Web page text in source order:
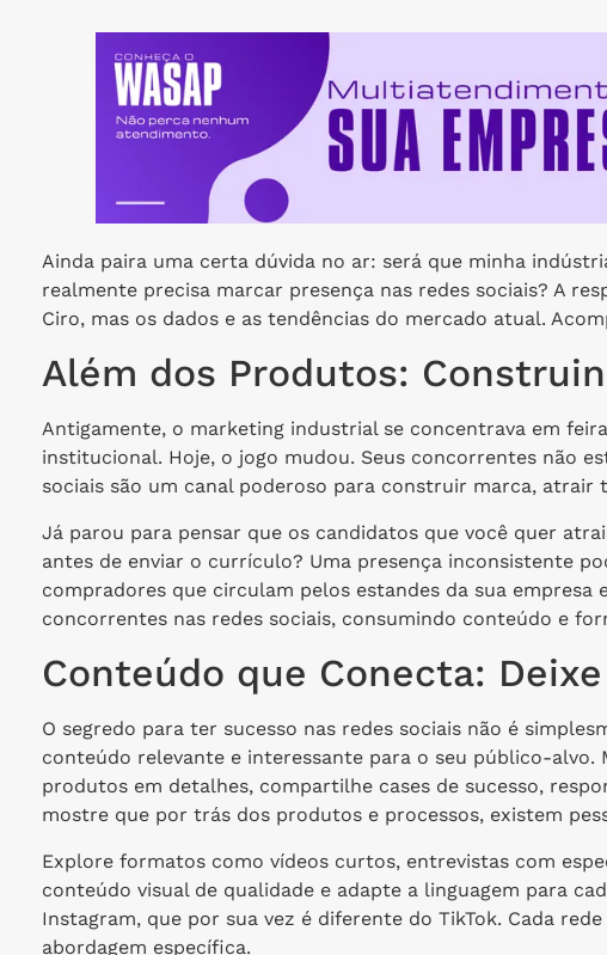
Ainda paira uma certa dúvida no ar: será que minha
realmente precisa marcar presença nas redes sociais? A
Ciro, mas os dados e as tendências do mercado atual.
Além dos Produtos:
Antigamente, o marketing industrial se concentrava em
institucional. Hoje, o jogo mudou. Seus concorrentes não
sociais são um canal poderoso para construir marca, atrair
Já parou para pensar que os candidatos que você quer
antes de enviar o currículo? Uma presença inconsistente
compradores que circulam pelos estandes da sua empresa
concorrentes nas redes sociais, consumindo conteúdo e
Conteúdo que Conecta:
O segredo para ter sucesso nas redes sociais não é
conteúdo relevante e interessante para o seu público-alvo.
produtos em detalhes, compartilhe cases de sucesso,
mostre que por trás dos produtos e processos, existem
Explore formatos como vídeos curtos, entrevistas com
conteúdo visual de qualidade e adapte a linguagem para
Instagram, que por sua vez é diferente do TikTok. Cada
abordagem específica.